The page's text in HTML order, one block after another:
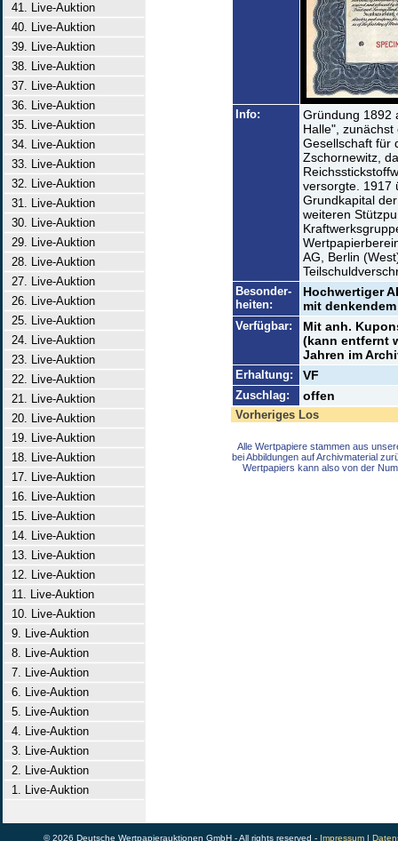
41. Live-Auktion
40. Live-Auktion
39. Live-Auktion
38. Live-Auktion
37. Live-Auktion
36. Live-Auktion
35. Live-Auktion
34. Live-Auktion
33. Live-Auktion
32. Live-Auktion
31. Live-Auktion
30. Live-Auktion
29. Live-Auktion
28. Live-Auktion
27. Live-Auktion
26. Live-Auktion
25. Live-Auktion
24. Live-Auktion
23. Live-Auktion
22. Live-Auktion
21. Live-Auktion
20. Live-Auktion
19. Live-Auktion
18. Live-Auktion
17. Live-Auktion
16. Live-Auktion
15. Live-Auktion
14. Live-Auktion
13. Live-Auktion
12. Live-Auktion
11. Live-Auktion
10. Live-Auktion
9. Live-Auktion
8. Live-Auktion
7. Live-Auktion
6. Live-Auktion
5. Live-Auktion
4. Live-Auktion
3. Live-Auktion
2. Live-Auktion
1. Live-Auktion
Info:
Gründung 1892
Halle",
Gesellschaft für
Zschornewitz,
versorgte. 1917
Grundkapital
weiteren
AG, Berlin
Besonder-
heiten:
Hochwertiger
mit
Verfügbar:
Mit anh.
(kann entfernt
Jahren im
Erhaltung: VF
Zuschlag: offen
Vorheriges Los
Alle Wertpapiere stammen aus
bei Abbildungen auf Archivmaterial
Wertpapiers kann also von der
© 2026 Deutsche Wertpapierauktionen GmbH - All rights reserved - Impressum|